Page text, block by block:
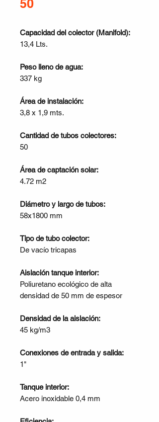
50
Capacidad del colector (Manifold):
13,4 Lts.
Peso lleno de agua:
337 kg
Área de instalación:
3,8 x 1,9 mts.
Cantidad de tubos colectores:
50
Área de captación solar:
4.72 m2
Diámetro y largo de tubos:
58x1800 mm
Tipo de tubo colector:
De vacío tricapas
Aislación tanque interior:
Poliuretano ecológico de alta
densidad de 50 mm de espesor
Densidad de la aislación:
45 kg/m3
Conexiones de entrada y salida:
1"
Tanque interior:
Acero inoxidable 0,4 mm